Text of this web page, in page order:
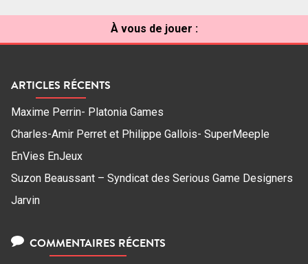
À vous de jouer :
ARTICLES RÉCENTS
Maxime Perrin- Platonia Games
Charles-Amir Perret et Philippe Gallois- SuperMeeple
EnVies EnJeux
Suzon Beaussant – Syndicat des Serious Game Designers
Jarvin
COMMENTAIRES RÉCENTS